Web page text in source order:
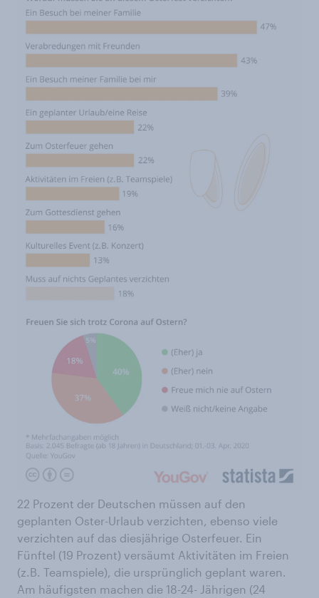
22 Prozent der Deutschen müssen auf den
geplanten Oster-Urlaub verzichten, ebenso viele
verzichten auf das diesjährige Osterfeuer. Ein
Fünftel (19 Prozent) versäumt Aktivitäten im Freien
(z.B. Teamspiele), die ursprünglich geplant waren.
Am häufigsten machen die 18-24- Jährigen (24